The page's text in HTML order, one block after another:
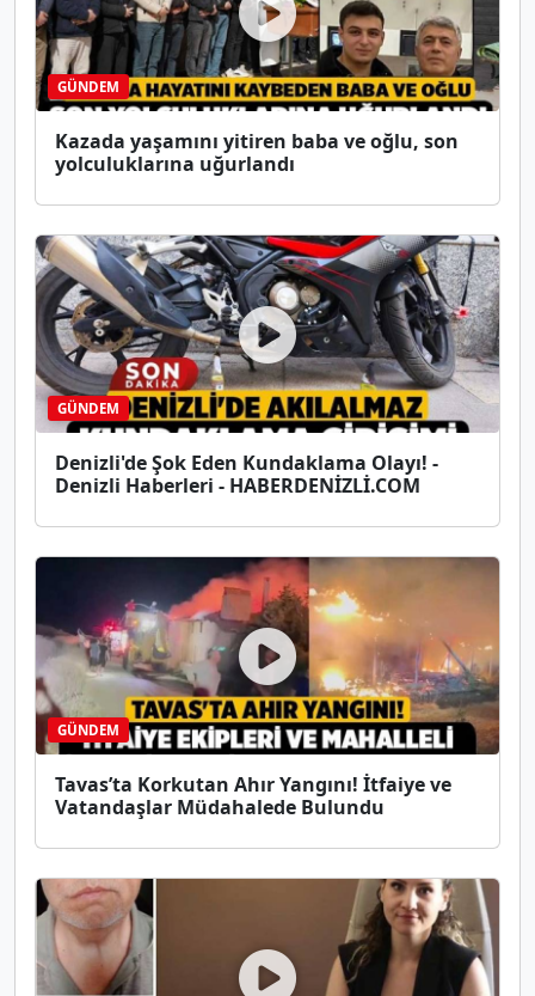
GÜNDEM
Kazada yaşamını yitiren baba ve oğlu, son
yolculuklarına uğurlandı
GÜNDEM
Denizli'de Şok Eden Kundaklama Olayı! -
Denizli Haberleri - HABERDENİZLİ.COM
GÜNDEM
Tavas’ta Korkutan Ahır Yangını! İtfaiye ve
Vatandaşlar Müdahalede Bulundu